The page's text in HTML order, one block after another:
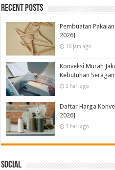
Recent Posts
Pembuatan
2026]
16 jam ago
Konveksi Murah
Kebutuhan
2 hari ago
Daftar Harga
2026]
3 hari ago
Social